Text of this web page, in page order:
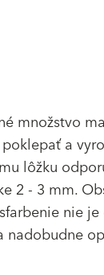
množstvo
a
lôžku
2 - 3 mm.
nie